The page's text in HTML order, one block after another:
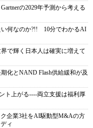
の2029年予測から考える
い何なのか?!! 10分でわかるAI
で輝く日本人は確実に増えて
化とNAND Flash供給緩和が及
ト上がる----両立支援は福利厚
企業3社をAI駆動型M&Aの方
ィ